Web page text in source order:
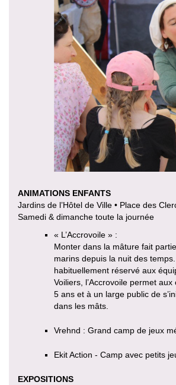
ANIMATIONS ENFANTS
Jardins de l’Hôtel de Ville • Place des
Samedi & dimanche toute la journée
« L’Accrovoile » :
Monter dans la mâture fait
marins depuis la nuit des
habituellement réservé aux
Voiliers, l’Accrovoile permet
5 ans et à un large public de
dans les mâts.
Vrehnd : Grand camp de jeux
Ekit Action - Camp avec petits
EXPOSITIONS